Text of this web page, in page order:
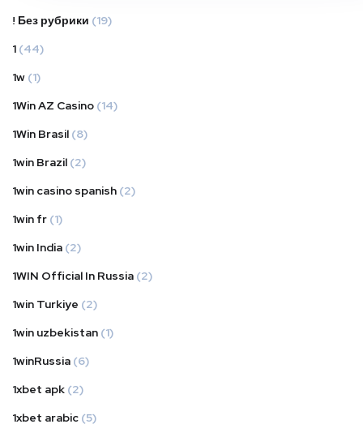
! Без рубрики (19)
1 (44)
1w (1)
1Win AZ Casino (14)
1Win Brasil (8)
1win Brazil (2)
1win casino spanish (2)
1win fr (1)
1win India (2)
1WIN Official In Russia (2)
1win Turkiye (2)
1win uzbekistan (1)
1winRussia (6)
1xbet apk (2)
1xbet arabic (5)